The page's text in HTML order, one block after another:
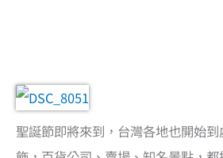
聖誕節即將來到，台灣各地也開始